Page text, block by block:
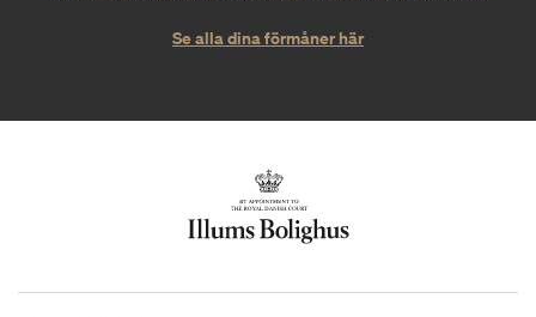
Se alla dina förmåner här